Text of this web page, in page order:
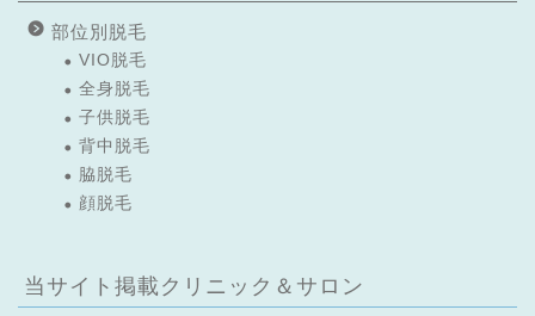
部位別脱毛
VIO脱毛
全身脱毛
子供脱毛
背中脱毛
脇脱毛
顔脱毛
当サイト掲載クリニック＆サロン